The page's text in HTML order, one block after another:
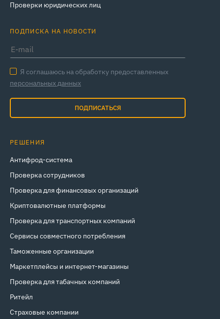
Проверки юридических лиц
ПОДПИСКА НА НОВОСТИ
Я соглашаюсь на обработку предоставленных
персональных данных
ПОДПИСАТЬСЯ
РЕШЕНИЯ
Антифрод-система
Проверка сотрудников
Проверка для финансовых организаций
Криптовалютные платформы
Проверка для транспортных компаний
Сервисы совместного потребления
Таможенные организации
Маркетплейсы и интернет‑магазины
Проверка для табачных компаний
Ритейл
Страховые компании